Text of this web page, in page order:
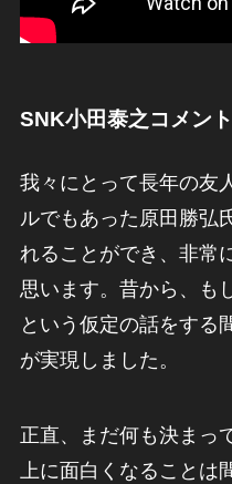
SNK小田泰之コメント
我々にとって長年の友
ルでもあった原田勝弘
れることができ、非常
思います。昔から、も
という仮定の話をする
が実現しました。
正直、まだ何も決まっ
上に面白くなることは